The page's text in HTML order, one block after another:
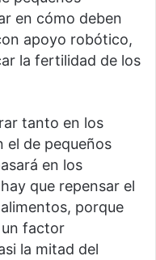
en cómo deben
apoyo robótico,
la fertilidad de los
tanto en los
el de pequeños
en los
que repensar el
porque
un factor
la mitad del